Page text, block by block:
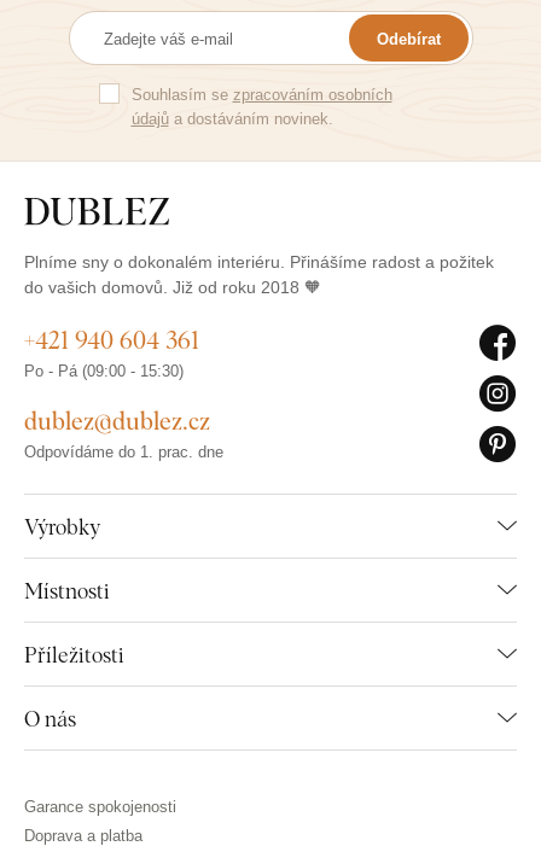
Odebírat
Souhlasím se zpracováním osobních
údajůa dostáváním novinek.
Plníme sny o dokonalém interiéru. Přinášíme radost a požitek
do vašich domovů. Již od roku 2018 🧡
Výrobky
Místnosti
Příležitosti
O nás
+421 940 604 361
Po - Pá (09:00 - 15:30)
dublez@dublez.cz
Odpovídáme do 1. prac. dne
Garance spokojenosti
Doprava a platba